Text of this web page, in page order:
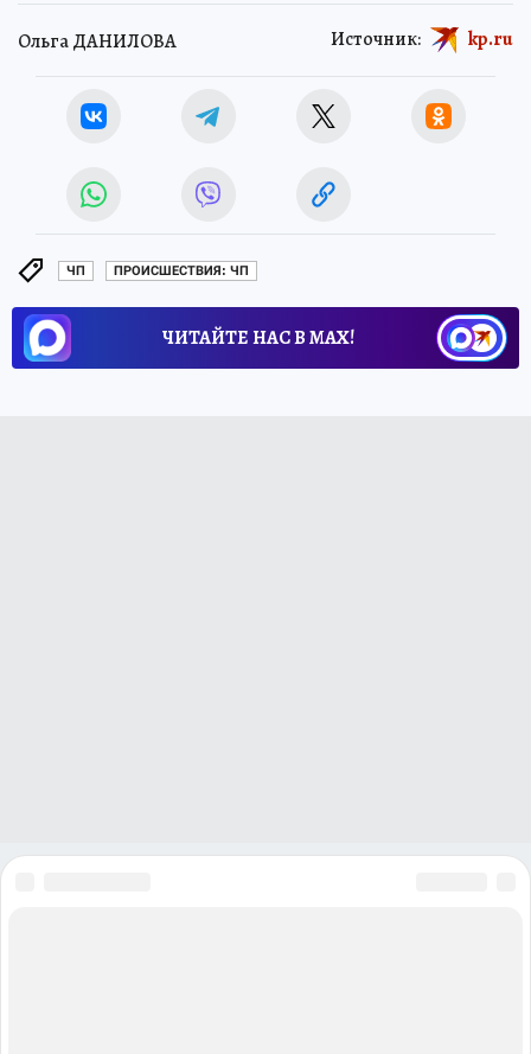
Ольга ДАНИЛОВА Источник: kp.ru
ЧП ПРОИСШЕСТВИЯ: ЧП
ЧИТАЙТЕ НАС В МАХ!